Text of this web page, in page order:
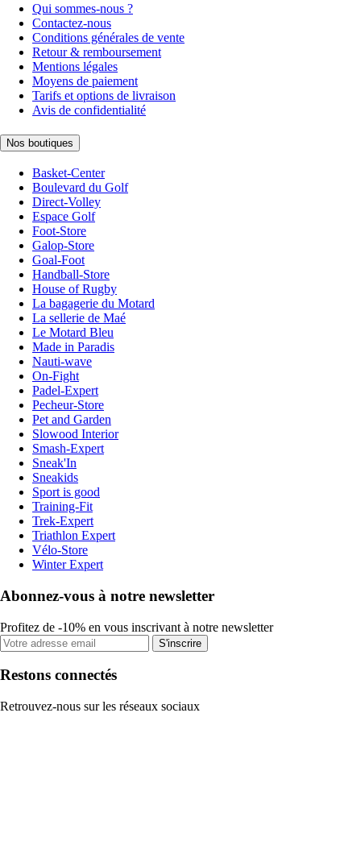
Qui sommes-nous ?
Contactez-nous
Conditions générales de vente
Retour & remboursement
Mentions légales
Moyens de paiement
Tarifs et options de livraison
Avis de confidentialité
Nos boutiques
Basket-Center
Boulevard du Golf
Direct-Volley
Espace Golf
Foot-Store
Galop-Store
Goal-Foot
Handball-Store
House of Rugby
La bagagerie du Motard
La sellerie de Maé
Le Motard Bleu
Made in Paradis
Nauti-wave
On-Fight
Padel-Expert
Pecheur-Store
Pet and Garden
Slowood Interior
Smash-Expert
Sneak'In
Sneakids
Sport is good
Training-Fit
Trek-Expert
Triathlon Expert
Vélo-Store
Winter Expert
Abonnez-vous à notre newsletter
Profitez de -10% en vous inscrivant à notre newsletter
S'inscrire
Restons connectés
Retrouvez-nous sur les réseaux sociaux